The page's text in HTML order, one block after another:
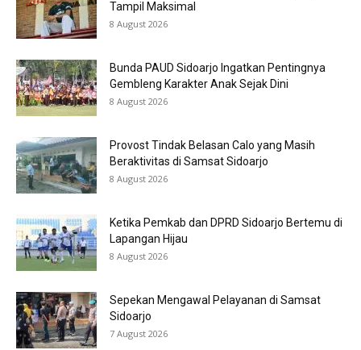
Tampil Maksimal
8 August 2026
Bunda PAUD Sidoarjo Ingatkan Pentingnya
Gembleng Karakter Anak Sejak Dini
8 August 2026
Provost Tindak Belasan Calo yang Masih
Beraktivitas di Samsat Sidoarjo
8 August 2026
Ketika Pemkab dan DPRD Sidoarjo Bertemu di
Lapangan Hijau
8 August 2026
Sepekan Mengawal Pelayanan di Samsat
Sidoarjo
7 August 2026